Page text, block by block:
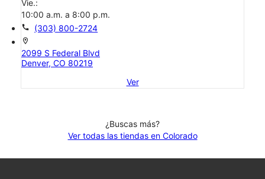
Vie.:
10:00 a.m. a 8:00 p.m.
call (303) 800-2724
location_on
2099 S Federal Blvd
Denver, CO 80219
Ver
¿Buscas más?
Ver todas las tiendas en Colorado